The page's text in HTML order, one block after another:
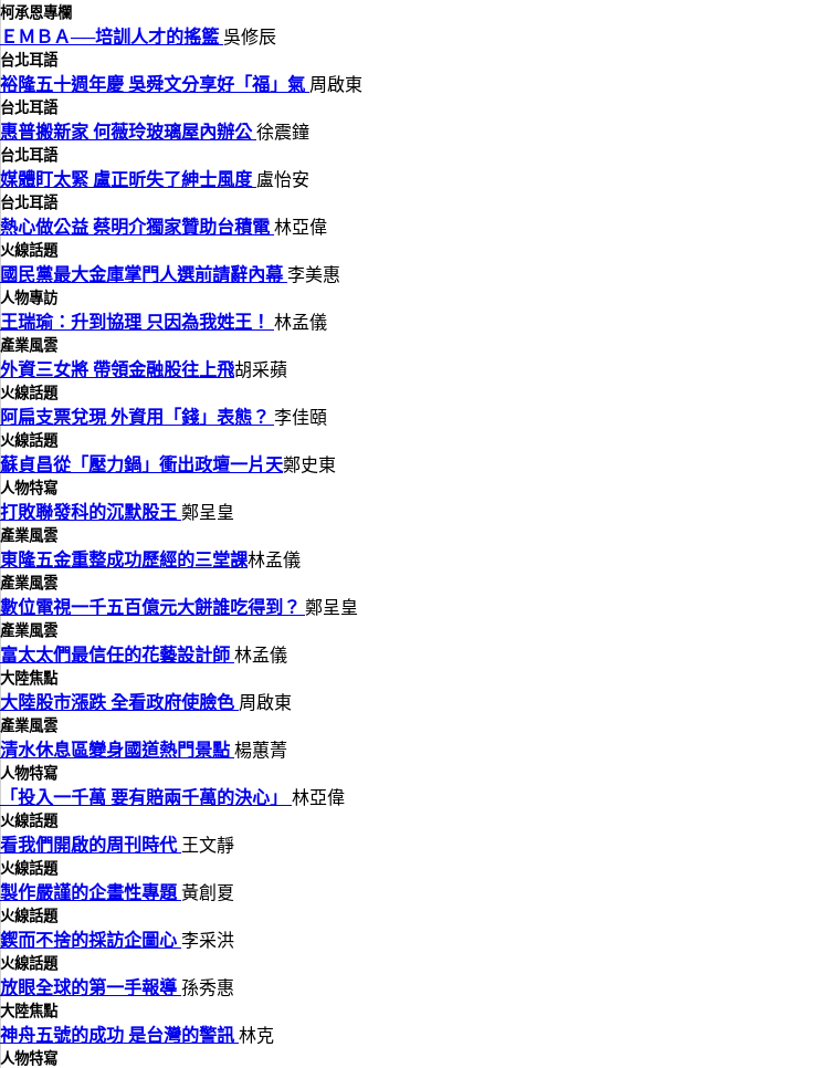
柯承恩專欄
ＥＭＢＡ──培訓人才的搖籃 吳修辰
台北耳語
裕隆五十週年慶 吳舜文分享好「福」氣 周啟東
台北耳語
惠普搬新家 何薇玲玻璃屋內辦公徐震鐘
台北耳語
媒體盯太緊 盧正昕失了紳士風度 盧怡安
台北耳語
熱心做公益 蔡明介獨家贊助台積電 林亞偉
火線話題
國民黨最大金庫掌門人選前請辭內幕李美惠
人物專訪
王瑞瑜：升到協理 只因為我姓王！ 林孟儀
產業風雲
外資三女將 帶領金融股往上飛胡采蘋
火線話題
阿扁支票兌現 外資用「錢」表態？ 李佳頤
火線話題
蘇貞昌從「壓力鍋」衝出政壇一片天鄭史東
人物特寫
打敗聯發科的沉默股王 鄭呈皇
產業風雲
東隆五金重整成功歷經的三堂課林孟儀
產業風雲
數位電視一千五百億元大餅誰吃得到？ 鄭呈皇
產業風雲
富太太們最信任的花藝設計師 林孟儀
大陸焦點
大陸股市漲跌 全看政府使臉色 周啟東
產業風雲
清水休息區變身國道熱門景點 楊蕙菁
人物特寫
「投入一千萬 要有賠兩千萬的決心」 林亞偉
火線話題
看我們開啟的周刊時代 王文靜
火線話題
製作嚴謹的企畫性專題 黃創夏
火線話題
鍥而不捨的採訪企圖心 李采洪
火線話題
放眼全球的第一手報導孫秀惠
大陸焦點
神舟五號的成功 是台灣的警訊 林克
人物特寫